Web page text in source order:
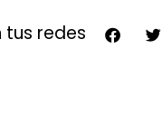
redes